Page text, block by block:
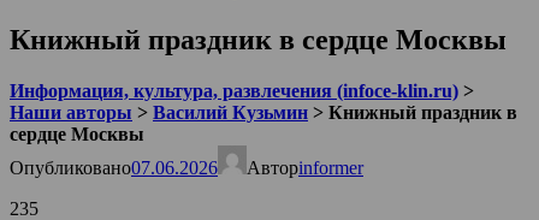
Книжный праздник в сердце Москвы
Информация, культура, развлечения (infoce-klin.ru) >
Наши авторы > Василий Кузьмин > Книжный праздник в
сердце Москвы
Опубликовано07.06.2026 Авторinformer
235